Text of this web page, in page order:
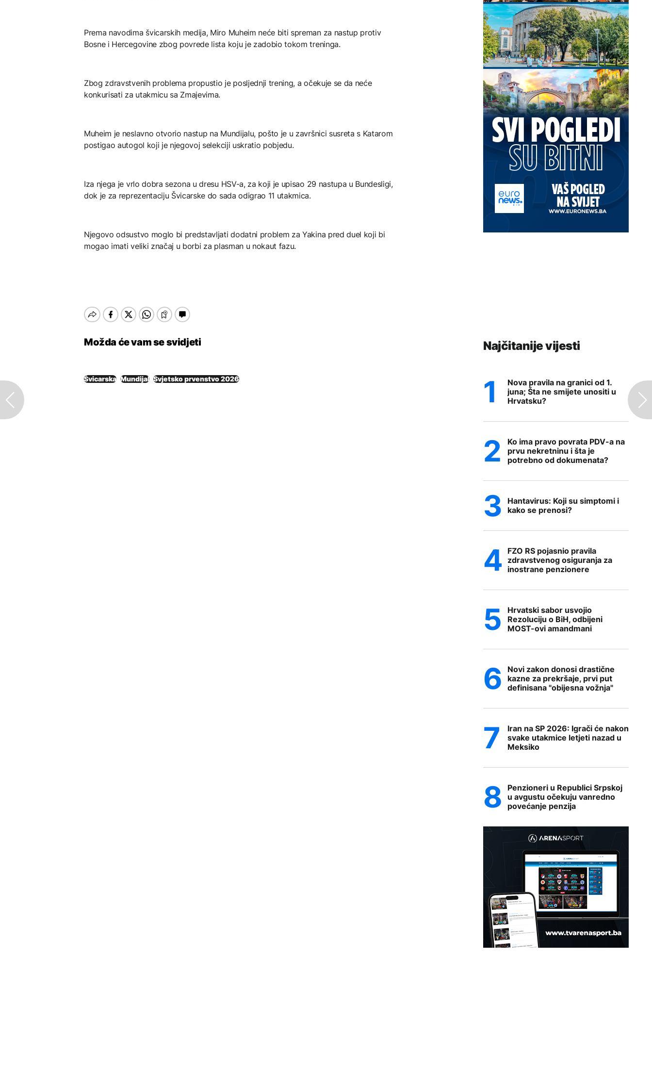
Prema navodima švicarskih medija, Miro Muheim neće biti spreman za nastup protiv
Bosne i Hercegovine zbog povrede lista koju je zadobio tokom treninga.
Zbog zdravstvenih problema propustio je posljednji trening, a očekuje se da neće
konkurisati za utakmicu sa Zmajevima.
Muheim je neslavno otvorio nastup na Mundijalu, pošto je u završnici susreta s Katarom
postigao autogol koji je njegovoj selekciji uskratio pobjedu.
Iza njega je vrlo dobra sezona u dresu HSV-a, za koji je upisao 29 nastupa u Bundesligi,
dok je za reprezentaciju Švicarske do sada odigrao 11 utakmica.
Njegovo odsustvo moglo bi predstavljati dodatni problem za Yakina pred duel koji bi
mogao imati veliki značaj u borbi za plasman u nokaut fazu.
Možda će vam se svidjeti
Švicarska Mundijal Svjetsko prvenstvo 2026
Najčitanije vijesti
Nova pravila na granici od 1.
juna; Šta ne smijete unositi u
Hrvatsku?
Ko ima pravo povrata PDV-a na
prvu nekretninu i šta je
potrebno od dokumenata?
Hantavirus: Koji su simptomi i
kako se prenosi?
FZO RS pojasnio pravila
zdravstvenog osiguranja za
inostrane penzionere
Hrvatski sabor usvojio
Rezoluciju o BiH, odbijeni
MOST-ovi amandmani
Novi zakon donosi drastične
kazne za prekršaje, prvi put
definisana "obijesna vožnja"
Iran na SP 2026: Igrači će nakon
svake utakmice letjeti nazad u
Meksiko
Penzioneri u Republici Srpskoj
u avgustu očekuju vanredno
povećanje penzija